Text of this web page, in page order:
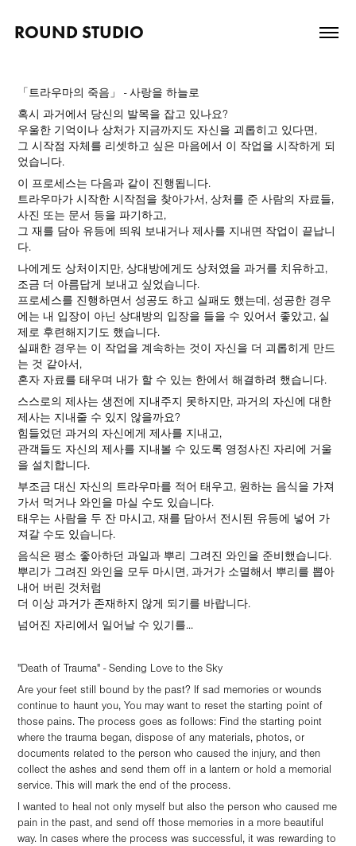
ROUND STUDIO
「트라우마의 죽음」 - 사랑을 하늘로
혹시 과거에서 당신의 발목을 잡고 있나요?
우울한 기억이나 상처가 지금까지도 자신을 괴롭히고 있다면,
그 시작점 자체를 리셋하고 싶은 마음에서 이 작업을 시작하게 되
었습니다.
이 프로세스는 다음과 같이 진행됩니다.
트라우마가 시작한 시작점을 찾아가서, 상처를 준 사람의 자료들,
사진 또는 문서 등을 파기하고,
그 재를 담아 유등에 띄워 보내거나 제사를 지내면 작업이 끝납니
다.
나에게도 상처이지만, 상대방에게도 상처였을 과거를 치유하고,
조금 더 아름답게 보내고 싶었습니다.
프로세스를 진행하면서 성공도 하고 실패도 했는데, 성공한 경우
에는 내 입장이 아닌 상대방의 입장을 들을 수 있어서 좋았고, 실
제로 후련해지기도 했습니다.
실패한 경우는 이 작업을 계속하는 것이 자신을 더 괴롭히게 만드
는 것 같아서,
혼자 자료를 태우며 내가 할 수 있는 한에서 해결하려 했습니다.
스스로의 제사는 생전에 지내주지 못하지만, 과거의 자신에 대한
제사는 지내줄 수 있지 않을까요?
힘들었던 과거의 자신에게 제사를 지내고,
관객들도 자신의 제사를 지내볼 수 있도록 영정사진 자리에 거울
을 설치합니다.
부조금 대신 자신의 트라우마를 적어 태우고, 원하는 음식을 가져
가서 먹거나 와인을 마실 수도 있습니다.
태우는 사람을 두 잔 마시고, 재를 담아서 전시된 유등에 넣어 가
져갈 수도 있습니다.
음식은 평소 좋아하던 과일과 뿌리 그려진 와인을 준비했습니다.
뿌리가 그려진 와인을 모두 마시면, 과거가 소멸해서 뿌리를 뽑아
내어 버린 것처럼
더 이상 과거가 존재하지 않게 되기를 바랍니다.
넘어진 자리에서 일어날 수 있기를...
"Death of Trauma" - Sending Love to the Sky
Are your feet still bound by the past? If sad memories or wounds
continue to haunt you, You may want to reset the starting point of
those pains. The process goes as follows: Find the starting point
where the trauma began, dispose of any materials, photos, or
documents related to the person who caused the injury, and then
collect the ashes and send them off in a lantern or hold a memorial
service. This will mark the end of the process.
I wanted to heal not only myself but also the person who caused me
pain in the past, and send off those memories in a more beautiful
way. In cases where the process was successful, it was rewarding to